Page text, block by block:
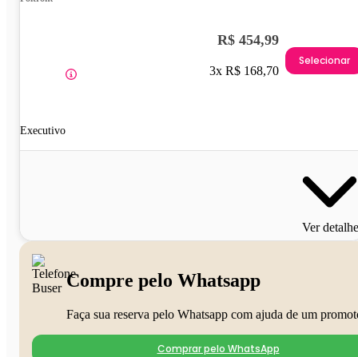
Executivo
R$ 454,99
3x R$ 168,70
Selecionar
Ver
Compre pelo Whatsapp
Faça sua reserva pelo Whatsapp com ajuda de um
Comprar pelo WhatsApp